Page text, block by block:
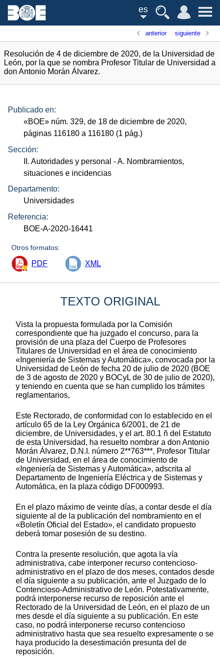
es
anterior siguiente
Resolución de 4 de diciembre de 2020, de la Universidad de
León, por la que se nombra Profesor Titular de Universidad a
don Antonio Morán Álvarez.
Publicado en:
«BOE» núm. 329, de 18 de diciembre de 2020,
páginas 116180 a 116180 (1 pág.)
Sección:
II. Autoridades y personal - A. Nombramientos,
situaciones e incidencias
Departamento:
Universidades
Referencia:
BOE-A-2020-16441
Otros formatos:
PDF XML
TEXTO ORIGINAL
Vista la propuesta formulada por la Comisión
correspondiente que ha juzgado el concurso, para la
provisión de una plaza del Cuerpo de Profesores
Titulares de Universidad en el área de conocimiento
«Ingeniería de Sistemas y Automática», convocada por la
Universidad de León de fecha 20 de julio de 2020 (BOE
de 3 de agosto de 2020 y BOCyL de 30 de julio de 2020),
y teniendo en cuenta que se han cumplido los trámites
reglamentarios,
Este Rectorado, de conformidad con lo establecido en el
artículo 65 de la Ley Orgánica 6/2001, de 21 de
diciembre, de Universidades, y el art. 80.1 ñ del Estatuto
de esta Universidad, ha resuelto nombrar a don Antonio
Morán Álvarez, D.N.I. número 2**763***, Profesor Titular
de Universidad, en el área de conocimiento de
«Ingeniería de Sistemas y Automática», adscrita al
Departamento de Ingeniería Eléctrica y de Sistemas y
Automática, en la plaza código DF000993.
En el plazo máximo de veinte días, a contar desde el día
siguiente al de la publicación del nombramiento en el
«Boletín Oficial del Estado», el candidato propuesto
deberá tomar posesión de su destino.
Contra la presente resolución, que agota la vía
administrativa, cabe interponer recurso contencioso-
administrativo en el plazo de dos meses, contados desde
el día siguiente a su publicación, ante el Juzgado de lo
Contencioso-Administrativo de León. Potestativamente,
podrá interponerse recurso de reposición ante el
Rectorado de la Universidad de León, en el plazo de un
mes desde el día siguiente a su publicación. En este
caso, no podrá interponerse recurso contencioso
administrativo hasta que sea resuelto expresamente o se
haya producido la desestimación presunta del de
reposición.